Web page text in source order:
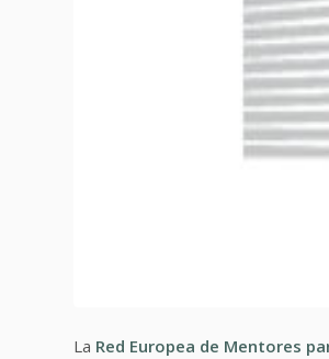
La Red Europea de Mentores